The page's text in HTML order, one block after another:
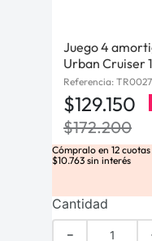
Juego 4
Urban Cruiser
Referencia:
$129.150
$172.200
Cómpralo en 12
$10.763 sin interés
Cantidad
－